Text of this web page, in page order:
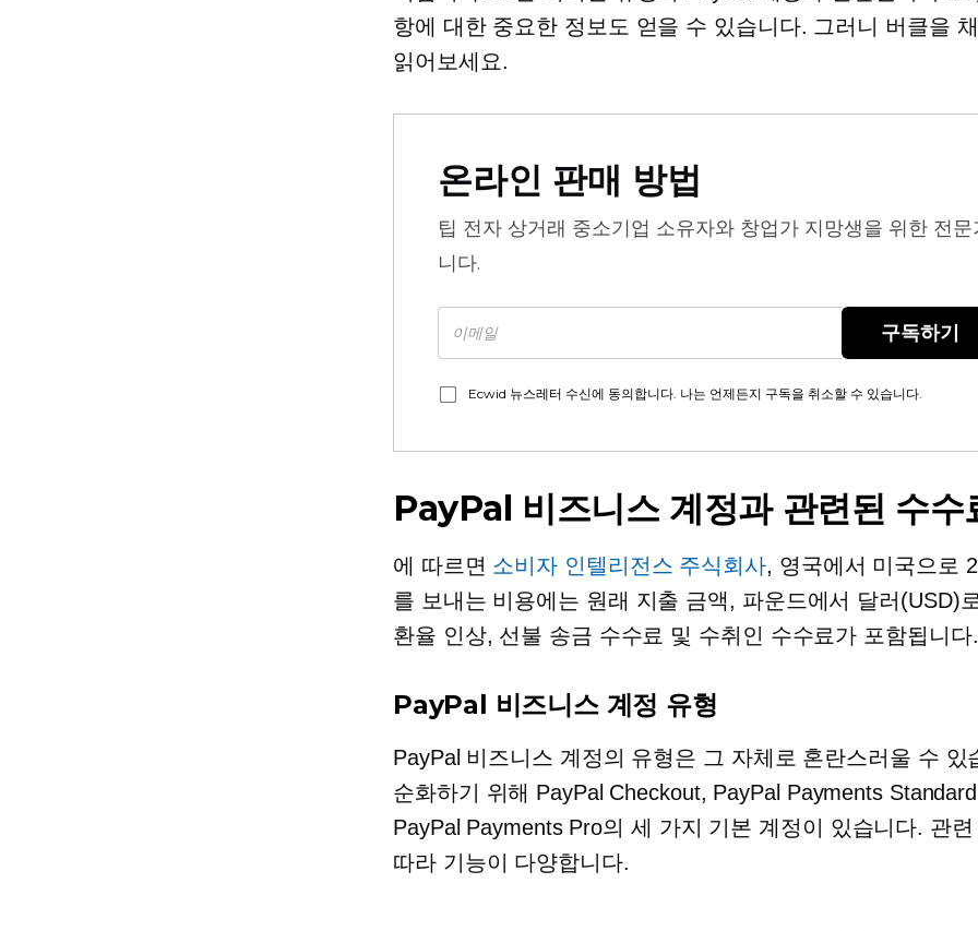
항에 대한 중요한 정보도 얻을 수 있습니다. 그러니 버클을
읽어보세요.
온라인 판매 방법
팁 전자 상거래 중소기업 소유자와 창업가 지망생을 위한 전문
니다.
구독하기
Ecwid 뉴스레터 수신에 동의합니다. 나는 언제든지 구독을 취소할 수 있습니다.
PayPal 비즈니스 계정과 관련된 수수
에 따르면 소비자 인텔리전스 주식회사, 영국에서 미국으로
를 보내는 비용에는 원래 지출 금액, 파운드에서 달러(USD)
환율 인상, 선불 송금 수수료 및 수취인 수수료가 포함됩니다.
PayPal 비즈니스 계정 유형
PayPal 비즈니스 계정의 유형은 그 자체로 혼란스러울 수 있
순화하기 위해 PayPal Checkout, PayPal Payments
PayPal Payments Pro의 세 가지 기본 계정이 있습니다. 관련
따라 기능이 다양합니다.